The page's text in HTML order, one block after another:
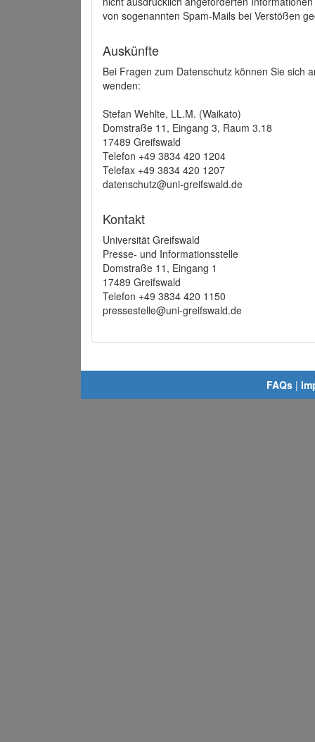
von sogenannten Spam-Mails bei Verstößen
Auskünfte
Bei Fragen zum Datenschutz können Sie sich
wenden:
Stefan Wehlte, LL.M. (Waikato)
Domstraße 11, Eingang 3, Raum 3.18
17489 Greifswald
Telefon +49 3834 420 1204
Telefax +49 3834 420 1207
datenschutz@uni-greifswald.de
Kontakt
Universität Greifswald
Presse- und Informationsstelle
Domstraße 11, Eingang 1
17489 Greifswald
Telefon +49 3834 420 1150
pressestelle@uni-greifswald.de
FAQs |